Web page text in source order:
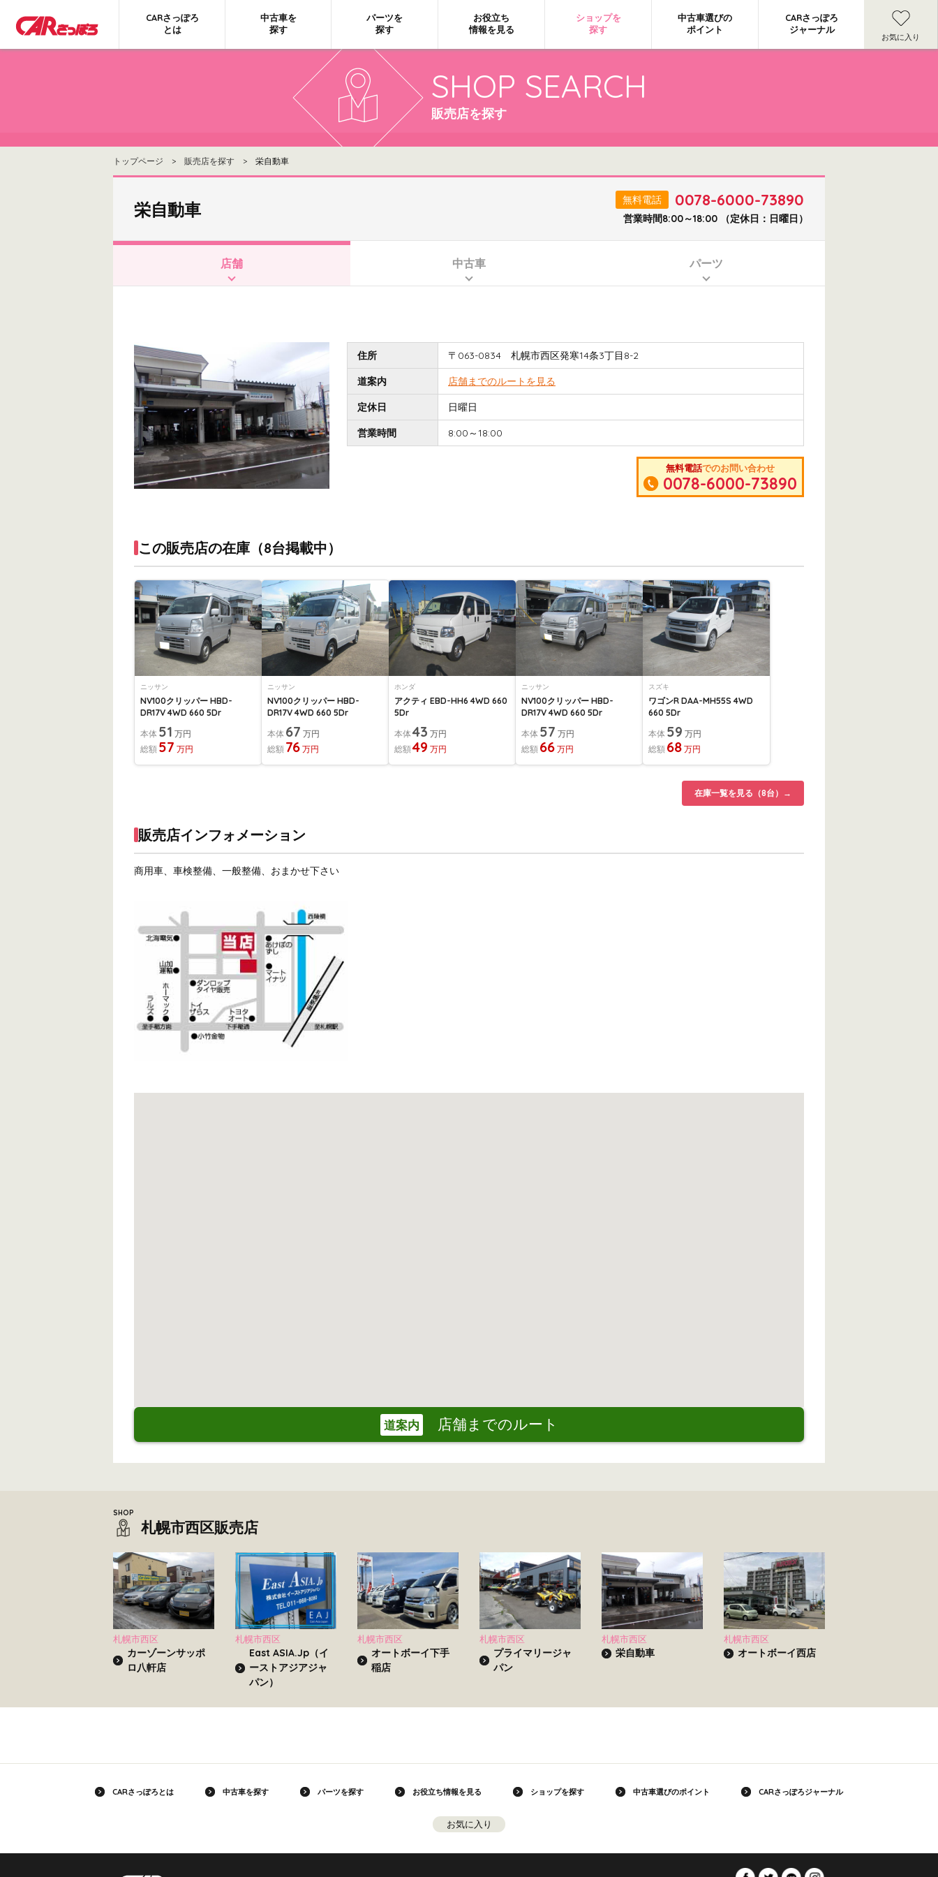
CARさっぽろ
とは
中古車を
探す
パーツを
探す
お役立ち
情報を見る
ショップを
探す
中古車選びの
ポイント
CARさっぽろ
ジャーナル
お気に入り
SHOP SEARCH
販売店を探す
トップページ > 販売店を探す > 栄自動車
栄自動車 無料電話 0078-6000-73890
営業時間8:00～18:00 （定休日：日曜日）
店舗 中古車 パーツ
住所 〒063-0834 札幌市西区発寒14条3丁目8-2
道案内 店舗までのルートを見る
定休日 日曜日
営業時間 8:00～18:00
無料電話でのお問い合わせ
0078-6000-73890
この販売店の在庫（8台掲載中）
ニッサン
NV100クリッパー HBD-
DR17V 4WD 660 5Dr
本体 51 万円
総額 57 万円
ニッサン
NV100クリッパー HBD-
DR17V 4WD 660 5Dr
本体 67 万円
総額 76 万円
ホンダ
アクティ EBD-HH6 4WD 660
5Dr
本体 43 万円
総額49 万円
ニッサン
NV100クリッパー HBD-
DR17V 4WD 660 5Dr
本体 57 万円
総額 66 万円
スズキ
ワゴンR DAA-MH55S 4WD
660 5Dr
本体 59 万円
総額 68 万円
在庫一覧を見る（8台）→
販売店インフォメーション
商用車、車検整備、一般整備、おまかせ下さい
道案内 店舗までのルート
札幌市西区販売店
札幌市西区
カーゾーンサッポ
ロ八軒店
札幌市西区
East ASIA.Jp（イ
ーストアジアジャ
パン）
札幌市西区
オートボーイ下手
稲店
札幌市西区
プライマリージャ
パン
札幌市西区
栄自動車
札幌市西区
オートボーイ西店
CARさっぽろとは 中古車を探す パーツを探す お役立ち情報を見る ショップを探す 中古車選びのポイント CARさっぽろジャーナル
お気に入り